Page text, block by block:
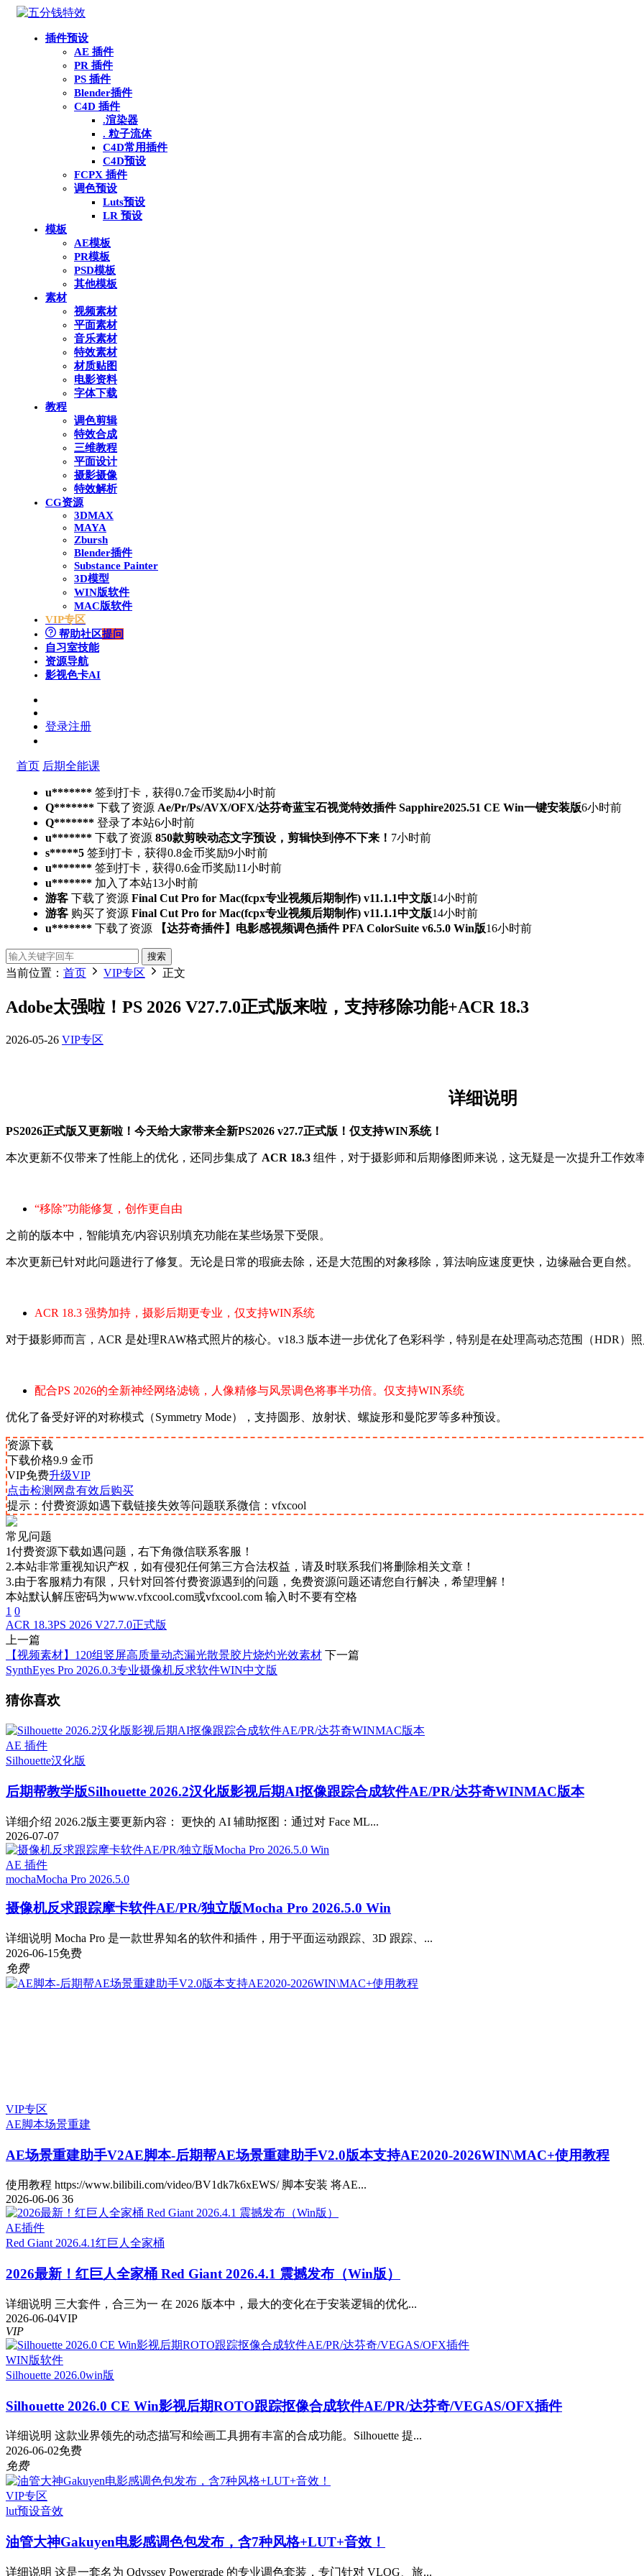
插件预设
AE 插件
PR 插件
PS 插件
Blender插件
C4D 插件
.渲染器
. 粒子流体
C4D常用插件
C4D预设
FCPX 插件
调色预设
Luts预设
LR 预设
模板
AE模板
PR模板
PSD模板
其他模板
素材
视频素材
平面素材
音乐素材
特效素材
材质贴图
电影资料
字体下载
教程
调色剪辑
特效合成
三维教程
平面设计
摄影摄像
特效解析
CG资源
3DMAX
MAYA
Zbursh
Blender插件
Substance Painter
3D模型
WIN版软件
MAC版软件
VIP专区
帮助社区提问
自习室技能
资源导航
影视色卡AI
登录注册
首页 后期全能课
u******* 签到打卡，获得0.7金币奖励4小时前
Q******* 下载了资源 Ae/Pr/Ps/AVX/OFX/达芬奇蓝宝石视觉特效插件 Sapphire2025.51 CE Win一键安装版6小时前
Q******* 登录了本站6小时前
u******* 下载了资源 850款剪映动态文字预设，剪辑快到停不下来！ 7小时前
s*****5 签到打卡，获得0.8金币奖励9小时前
u******* 签到打卡，获得0.6金币奖励11小时前
u******* 加入了本站13小时前
游客 下载了资源 Final Cut Pro for Mac(fcpx专业视频后期制作) v11.1.1中文版14小时前
游客 购买了资源 Final Cut Pro for Mac(fcpx专业视频后期制作) v11.1.1中文版14小时前
u******* 下载了资源 【达芬奇插件】电影感视频调色插件 PFA ColorSuite v6.5.0 Win版16小时前
搜索
当前位置： 首页 VIP专区 正文
Adobe太强啦！PS 2026 V27.7.0正式版来啦，支持移除功能+ACR 18.3
2026-05-26 VIP专区
详细说明
PS2026正式版又更新啦！ 今天给大家带来全新PS2026 v27.7正式版 ！仅支持WIN系统！
本次更新不仅带来了性能上的优化，还同步集成了 ACR 18.3 组件，对于摄影师和后期修图师来说，这无疑是一次提升工作效
“移除”功能修复，创作更自由
之前的版本中，智能填充/内容识别填充功能在某些场景下受限。
本次更新已针对此问题进行了修复。无论是日常的瑕疵去除，还是大范围的对象移除，算法响应速度更快， 边缘融合更自然。
ACR 18.3 强势加持，摄影后期更专业，仅支持WIN系统
对于摄影师而言，ACR 是处理RAW格式照片的核心。v18.3 版本进一步优化了色彩科学，特别是在处理高动态范围（HDR）照
配合PS 2026的全新神经网络滤镜 ，人像精修与风景调色将事半功倍。仅支持WIN系统
优化了备受好评的对称模式 （Symmetry Mode），支持圆形、放射状、螺旋形和曼陀罗等多种预设。
资源下载
下载价格9.9 金币
VIP免费升级VIP
点击检测网盘有效后购买
提示：付费资源如遇下载链接失效等问题联系微信：vfxcool
常见问题
1付费资源下载如遇问题，右下角微信联系客服！
2.本站非常重视知识产权，如有侵犯任何第三方合法权益，请及时联系我们将删除相关文章！
3.由于客服精力有限，只针对回答付费资源遇到的问题，免费资源问题还请您自行解决，希望理解！
本站默认解压密码为www.vfxcool.com或vfxcool.com 输入时不要有空格
1 0
ACR 18.3PS 2026 V27.7.0正式版
上一篇
【视频素材】120组竖屏高质量动态漏光散景胶片烧灼光效素材 下一篇
SynthEyes Pro 2026.0.3专业摄像机反求软件WIN中文版
猜你喜欢
AE 插件
Silhouette汉化版
后期帮教学版Silhouette 2026.2汉化版影视后期AI抠像跟踪合成软件AE/PR/达芬奇WINMAC版本
详细介绍 2026.2版主要更新内容： 更快的 AI 辅助抠图：通过对 Face ML...
2026-07-07
AE 插件
mochaMocha Pro 2026.5.0
摄像机反求跟踪摩卡软件AE/PR/独立版Mocha Pro 2026.5.0 Win
详细说明 Mocha Pro 是一款世界知名的软件和插件，用于平面运动跟踪、3D 跟踪、...
2026-06-15免费
免费
VIP专区
AE脚本场景重建
AE场景重建助手V2AE脚本-后期帮AE场景重建助手V2.0版本支持AE2020-2026WIN\MAC+使用教程
使用教程 https://www.bilibili.com/video/BV1dk7k6xEWS/ 脚本安装 将AE...
2026-06-06 36
AE插件
Red Giant 2026.4.1红巨人全家桶
2026最新！红巨人全家桶 Red Giant 2026.4.1 震撼发布（Win版）
详细说明 三大套件，合三为一 在 2026 版本中，最大的变化在于安装逻辑的优化...
2026-06-04VIP
VIP
WIN版软件
Silhouette 2026.0win版
Silhouette 2026.0 CE Win影视后期ROTO跟踪抠像合成软件AE/PR/达芬奇/VEGAS/OFX插件
详细说明 这款业界领先的动态描写和绘画工具拥有丰富的合成功能。Silhouette 提...
2026-06-02免费
免费
VIP专区
lut预设音效
油管大神Gakuyen电影感调色包发布，含7种风格+LUT+音效！
详细说明 这是一套名为 Odyssey Powergrade 的专业调色套装，专门针对 VLOG、旅...